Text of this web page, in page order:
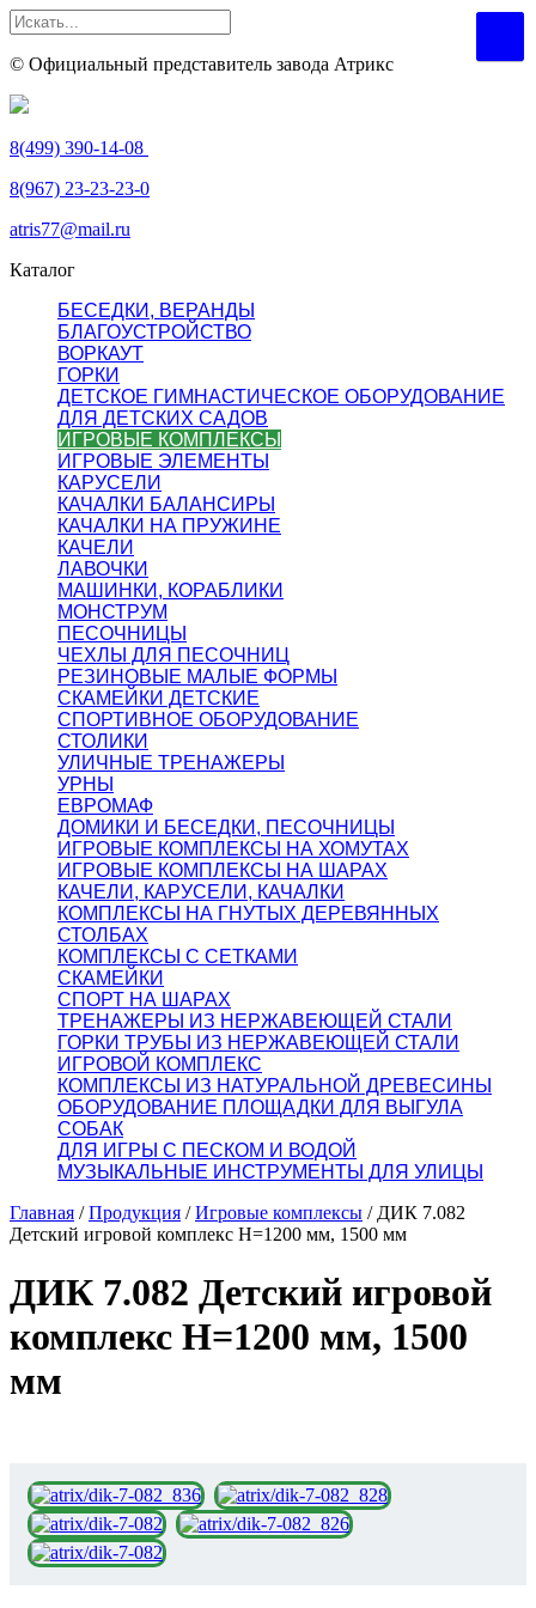
© Официальный представитель завода Атрикс
8(499) 390-14-08
8(967) 23-23-23-0
atris77@mail.ru
Каталог
БЕСЕДКИ, ВЕРАНДЫ
БЛАГОУСТРОЙСТВО
ВОРКАУТ
ГОРКИ
ДЕТСКОЕ ГИМНАСТИЧЕСКОЕ ОБОРУДОВАНИЕ
ДЛЯ ДЕТСКИХ САДОВ
ИГРОВЫЕ КОМПЛЕКСЫ
ИГРОВЫЕ ЭЛЕМЕНТЫ
КАРУСЕЛИ
КАЧАЛКИ БАЛАНСИРЫ
КАЧАЛКИ НА ПРУЖИНЕ
КАЧЕЛИ
ЛАВОЧКИ
МАШИНКИ, КОРАБЛИКИ
МОНСТРУМ
ПЕСОЧНИЦЫ
ЧЕХЛЫ ДЛЯ ПЕСОЧНИЦ
РЕЗИНОВЫЕ МАЛЫЕ ФОРМЫ
СКАМЕЙКИ ДЕТСКИЕ
СПОРТИВНОЕ ОБОРУДОВАНИЕ
СТОЛИКИ
УЛИЧНЫЕ ТРЕНАЖЕРЫ
УРНЫ
ЕВРОМАФ
ДОМИКИ И БЕСЕДКИ, ПЕСОЧНИЦЫ
ИГРОВЫЕ КОМПЛЕКСЫ НА ХОМУТАХ
ИГРОВЫЕ КОМПЛЕКСЫ НА ШАРАХ
КАЧЕЛИ, КАРУСЕЛИ, КАЧАЛКИ
КОМПЛЕКСЫ НА ГНУТЫХ ДЕРЕВЯННЫХ
СТОЛБАХ
КОМПЛЕКСЫ С СЕТКАМИ
СКАМЕЙКИ
СПОРТ НА ШАРАХ
ТРЕНАЖЕРЫ ИЗ НЕРЖАВЕЮЩЕЙ СТАЛИ
ГОРКИ ТРУБЫ ИЗ НЕРЖАВЕЮЩЕЙ СТАЛИ
ИГРОВОЙ КОМПЛЕКС
КОМПЛЕКСЫ ИЗ НАТУРАЛЬНОЙ ДРЕВЕСИНЫ
ОБОРУДОВАНИЕ ПЛОЩАДКИ ДЛЯ ВЫГУЛА
СОБАК
ДЛЯ ИГРЫ С ПЕСКОМ И ВОДОЙ
МУЗЫКАЛЬНЫЕ ИНСТРУМЕНТЫ ДЛЯ УЛИЦЫ
Главная /Продукция /Игровые комплексы / ДИК 7.082
Детский игровой комплекс Н=1200 мм, 1500 мм
ДИК 7.082 Детский игровой
комплекс Н=1200 мм, 1500
мм